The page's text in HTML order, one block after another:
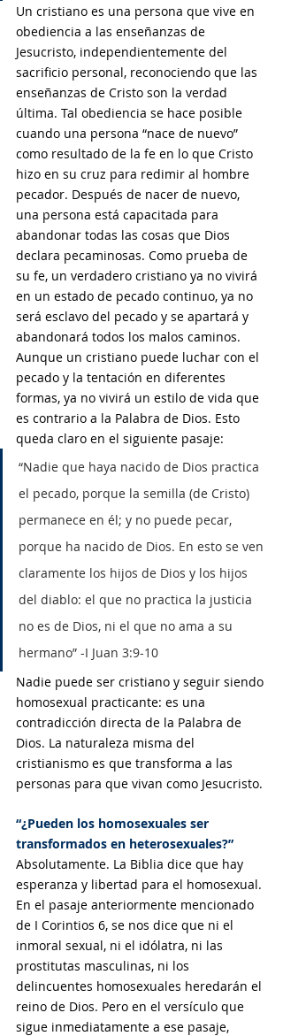
Un cristiano es una persona que vive en
obediencia a las enseñanzas de
Jesucristo, independientemente del
sacrificio personal, reconociendo que las
enseñanzas de Cristo son la verdad
última. Tal obediencia se hace posible
cuando una persona “nace de nuevo”
como resultado de la fe en lo que Cristo
hizo en su cruz para redimir al hombre
pecador. Después de nacer de nuevo,
una persona está capacitada para
abandonar todas las cosas que Dios
declara pecaminosas. Como prueba de
su fe, un verdadero cristiano ya no vivirá
en un estado de pecado continuo, ya no
será esclavo del pecado y se apartará y
abandonará todos los malos caminos.
Aunque un cristiano puede luchar con el
pecado y la tentación en diferentes
formas, ya no vivirá un estilo de vida que
es contrario a la Palabra de Dios. Esto
queda claro en el siguiente pasaje:
“Nadie que haya nacido de Dios practica
el pecado, porque la semilla (de Cristo)
permanece en él; y no puede pecar,
porque ha nacido de Dios. En esto se ven
claramente los hijos de Dios y los hijos
del diablo: el que no practica la justicia
no es de Dios, ni el que no ama a su
hermano” -I Juan 3:9-10
Nadie puede ser cristiano y seguir siendo
homosexual practicante: es una
contradicción directa de la Palabra de
Dios. La naturaleza misma del
cristianismo es que transforma a las
personas para que vivan como Jesucristo.
“¿Pueden los homosexuales ser
transformados en heterosexuales?”
Absolutamente. La Biblia dice que hay
esperanza y libertad para el homosexual.
En el pasaje anteriormente mencionado
de I Corintios 6, se nos dice que ni el
inmoral sexual, ni el idólatra, ni las
prostitutas masculinas, ni los
delincuentes homosexuales heredarán el
reino de Dios. Pero en el versículo que
sigue inmediatamente a ese pasaje,